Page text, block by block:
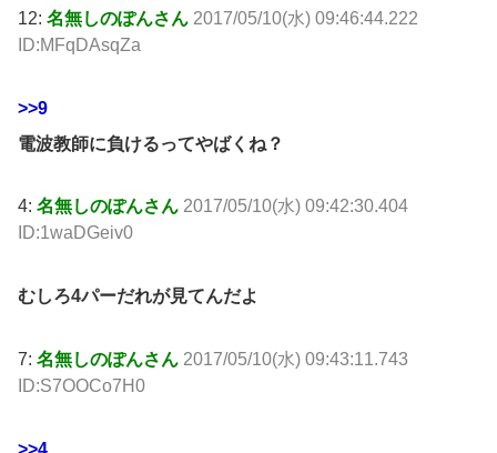
12: 名無しのぽんさん 2017/05/10(水) 09:46:44.222
ID:MFqDAsqZa
>>9
電波教師に負けるってやばくね？
4: 名無しのぽんさん 2017/05/10(水) 09:42:30.404
ID:1waDGeiv0
むしろ4パーだれが見てんだよ
7: 名無しのぽんさん 2017/05/10(水) 09:43:11.743
ID:S7OOCo7H0
>>4